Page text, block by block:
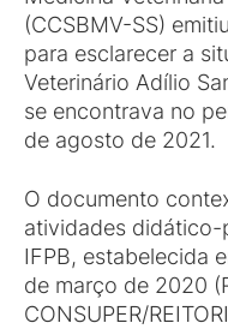
(CCSBMV-SS)
para esclarecer a
Veterinário Adílio
se encontrava no
de agosto de 2021.
O documento
atividades
IFPB, estabelecida
de março de 2020
CONSUPER/